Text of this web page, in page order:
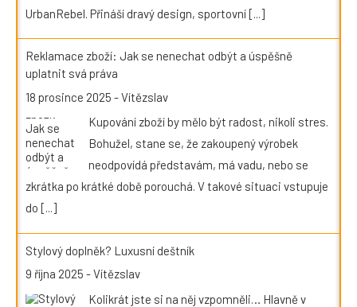
UrbanRebel. Přináší dravý design, sportovní[...]
Reklamace zboží: Jak se nenechat odbýt a úspěšně
uplatnit svá práva
18 prosince 2025 -Vítězslav
Kupování zboží by mělo být radost, nikoli stres.
Bohužel, stane se, že zakoupený výrobek
neodpovídá představám, má vadu, nebo se
zkrátka po krátké době porouchá. V takové situaci vstupuje
do [...]
Stylový doplněk? Luxusní deštník
9 října 2025 -Vítězslav
Kolikrát jste si na něj vzpomněli… Hlavně v